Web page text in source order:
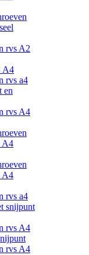
rvs A2
A4
rvs a4
en
rvs A4
A4
A4
rvs a4
snijpunt
rvs A4
rvs A4